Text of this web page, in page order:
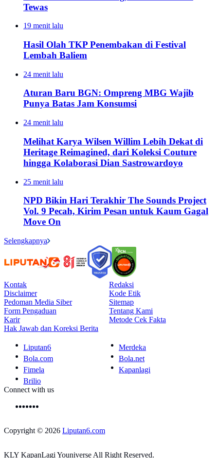
Tewas
19 menit lalu
Hasil Olah TKP Penembakan di Festival
Lembah Baliem
24 menit lalu
Aturan Baru BGN: Ompreng MBG Wajib
Punya Batas Jam Konsumsi
24 menit lalu
Melihat Karya Wilsen Willim Lebih Dekat di
Heritage Reimagined, dari Koleksi Couture
hingga Kolaborasi Dian Sastrowardoyo
25 menit lalu
NPD Bikin Hari Terakhir The Sounds Project
Vol. 9 Pecah, Kirim Pesan untuk Kaum Gagal
Move On
Selengkapnya
Kontak
Redaksi
Disclaimer
Kode Etik
Pedoman Media Siber
Sitemap
Form Pengaduan
Tentang Kami
Karir
Metode Cek Fakta
Hak Jawab dan Koreksi Berita
Liputan6
Merdeka
Bola.com
Bola.net
Fimela
Kapanlagi
Brilio
Connect with us
Copyright © 2026 Liputan6.com
KLY KapanLagi Youniverse All Right Reserved.